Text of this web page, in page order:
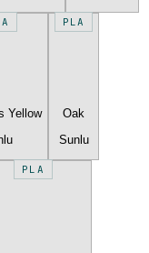
Yellow
PLA
Oak
Sunlu
PLA